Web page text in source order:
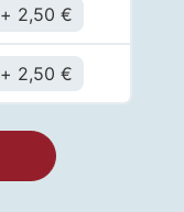
2,50€
2,50€